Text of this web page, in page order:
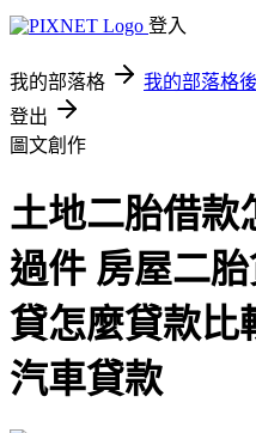
登入
我的部落格 我的部落格
登出
圖文創作
土地二胎借款
過件 房屋二
貸怎麼貸款比
汽車貸款